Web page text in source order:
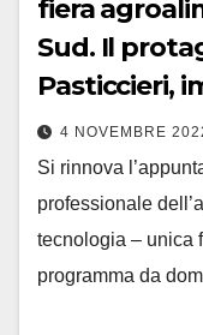
fiera
Sud. Il
Pasticcieri,
4 NOVEMBRE
Si rinnova
professionale
tecnologia – unica
programma da